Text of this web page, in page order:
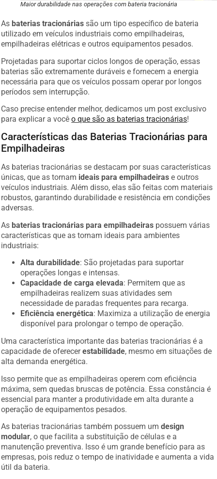
Maior durabilidade nas operações com bateria tracionária
As baterias tracionárias são um tipo específico de bateria
utilizado em veículos industriais como empilhadeiras,
empilhadeiras elétricas e outros equipamentos pesados.
Projetadas para suportar ciclos longos de operação, essas
baterias são extremamente duráveis e fornecem a energia
necessária para que os veículos possam operar por longos
períodos sem interrupção.
Caso precise entender melhor, dedicamos um post exclusivo
para explicar a vocêo que são as baterias tracionárias!
Características das Baterias Tracionárias para
Empilhadeiras
As baterias tracionárias se destacam por suas características
únicas, que as tornam ideais para empilhadeiras e outros
veículos industriais. Além disso, elas são feitas com materiais
robustos, garantindo durabilidade e resistência em condições
adversas.
As baterias tracionárias para empilhadeiras possuem várias
características que as tornam ideais para ambientes
industriais:
Alta durabilidade: São projetadas para suportar
operações longas e intensas.
Capacidade de carga elevada: Permitem que as
empilhadeiras realizem suas atividades sem
necessidade de paradas frequentes para recarga.
Eficiência energética: Maximiza a utilização de energia
disponível para prolongar o tempo de operação.
Uma característica importante das baterias tracionárias é a
capacidade de oferecerestabilidade, mesmo em situações de
alta demanda energética.
Isso permite que as empilhadeiras operem com eficiência
máxima, sem quedas bruscas de potência. Essa constância é
essencial para manter a produtividade em alta durante a
operação de equipamentos pesados.
As baterias tracionárias também possuem umdesign
modular, o que facilita a substituição de células e a
manutenção preventiva. Isso é um grande benefício para as
empresas, pois reduz o tempo de inatividade e aumenta a vida
útil da bateria.